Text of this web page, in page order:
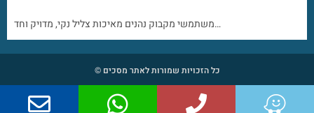
משתמשי מקבוק נהנים מאיכות צליל נקי, מדויק וחד…
כל הזכויות שמורות לאתר מסכים ©